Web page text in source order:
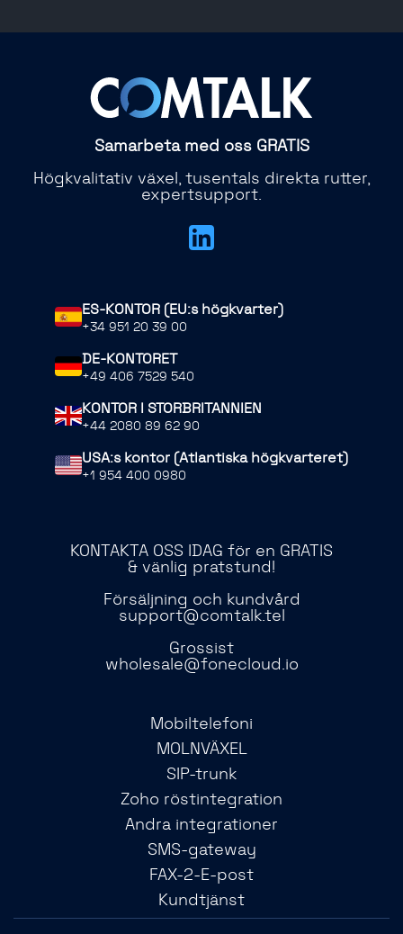
Samarbeta med oss ​​GRATIS
Högkvalitativ växel, tusentals direkta rutter,
expertsupport.
ES-KONTOR (EU:s högkvarter)
+34 951 20 39 00
DE-KONTORET
+49 406 7529 540
KONTOR I STORBRITANNIEN
+44 2080 89 62 90
USA:s kontor (Atlantiska högkvarteret)
+1 954 400 0980
KONTAKTA OSS IDAG för en GRATIS
& vänlig pratstund!
Försäljning och kundvård
support@comtalk.tel
Grossist
wholesale@fonecloud.io
Mobiltelefoni
MOLNVÄXEL
SIP-trunk
Zoho röstintegration
Andra integrationer
SMS-gateway
FAX-2-E-post
Kundtjänst